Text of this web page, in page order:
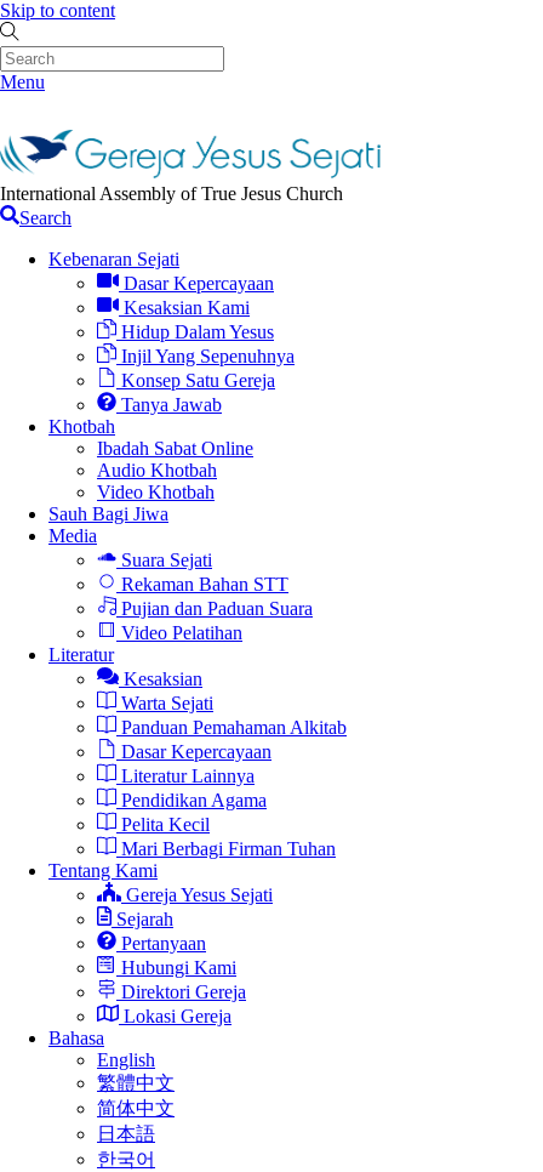
Skip to content
Menu
International Assembly of True Jesus Church
Search
Kebenaran Sejati
Dasar Kepercayaan
Kesaksian Kami
Hidup Dalam Yesus
Injil Yang Sepenuhnya
Konsep Satu Gereja
Tanya Jawab
Khotbah
Ibadah Sabat Online
Audio Khotbah
Video Khotbah
Sauh Bagi Jiwa
Media
Suara Sejati
Rekaman Bahan STT
Pujian dan Paduan Suara
Video Pelatihan
Literatur
Kesaksian
Warta Sejati
Panduan Pemahaman Alkitab
Dasar Kepercayaan
Literatur Lainnya
Pendidikan Agama
Pelita Kecil
Mari Berbagi Firman Tuhan
Tentang Kami
Gereja Yesus Sejati
Sejarah
Pertanyaan
Hubungi Kami
Direktori Gereja
Lokasi Gereja
Bahasa
English
繁體中文
简体中文
日本語
한국어